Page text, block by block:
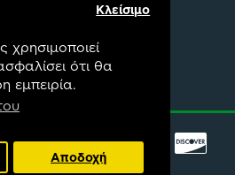
χρησιμοποιεί
ότι θα
εμπειρία.
Κλείσιμο
Αποδοχή
Project